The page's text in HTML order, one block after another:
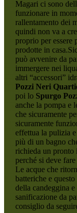
Magari ci sono
funzionare in
rallentamento dei
quindi non va a
proprio per essere
prodotte in
può avvenire da
immergere nei
altri “accessori”
Pozzi Neri
poi lo Spurgo
anche la pompa e
che sicuramente
sicuramente
effettua la pulizia
più di un bagno
richieda un pronto
perché si deve
Le acque che
batteriche e
della candeggina
sanificazione da
consiglio da